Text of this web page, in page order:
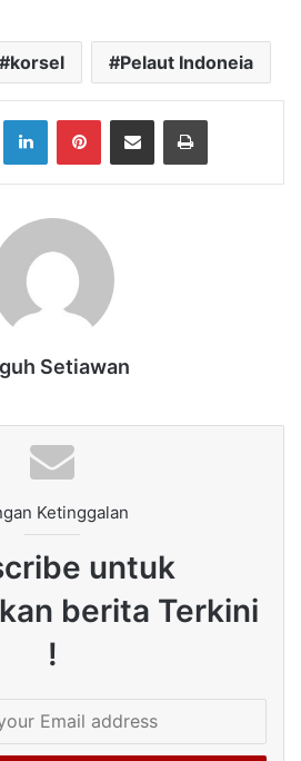
korsel Pelaut Indoneia
LinkedInPinterestShare via Email Print
Setiawan
Ketinggalan
untuk
berita Terkini
!